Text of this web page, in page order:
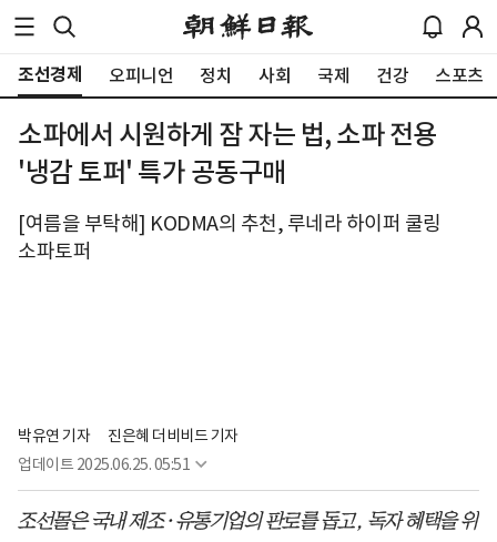
조선경제 오피니언 정치 사회 국제 건강 스포츠
소파에서 시원하게 잠 자는 법, 소파 전용
'냉감 토퍼' 특가 공동구매
[여름을 부탁해] KODMA의 추천, 루네라 하이퍼 쿨링
소파토퍼
박유연 기자
진은혜 더비비드 기자
업데이트 2025.06.25. 05:51
조선몰은 국내 제조·유통기업의 판로를 돕고, 독자 혜택을 위